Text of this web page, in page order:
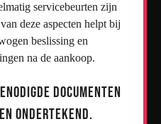
servicebeurten zijn
deze aspecten helpt bij
beslissing en
na de aankoop.
documenten
ondertekend.